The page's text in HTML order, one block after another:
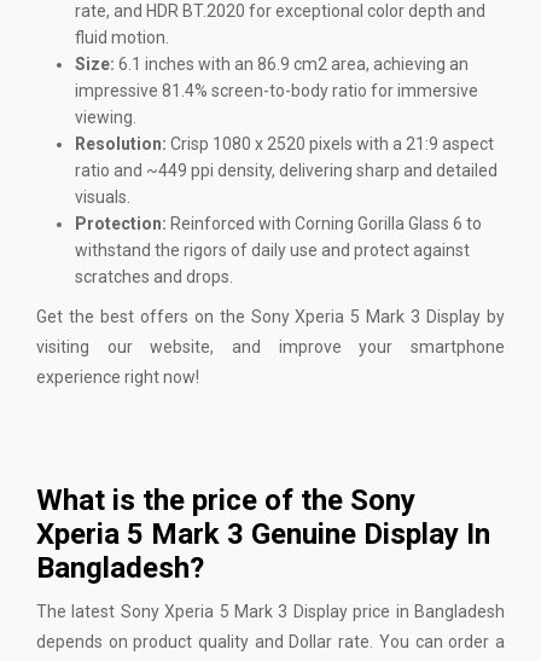
rate, and HDR BT.2020 for exceptional color depth and
fluid motion.
Size: 6.1 inches with an 86.9 cm2 area, achieving an
impressive 81.4% screen-to-body ratio for immersive
viewing.
Resolution: Crisp 1080 x 2520 pixels with a 21:9 aspect
ratio and ~449 ppi density, delivering sharp and detailed
visuals.
Protection: Reinforced with Corning Gorilla Glass 6 to
withstand the rigors of daily use and protect against
scratches and drops.
Get the best offers on the Sony Xperia 5 Mark 3 Display by
visiting our website, and improve your smartphone
experience right now!
What is the price of the Sony
Xperia 5 Mark 3 Genuine Display In
Bangladesh?
The latest Sony Xperia 5 Mark 3 Display price in Bangladesh
depends on product quality and Dollar rate. You can order a